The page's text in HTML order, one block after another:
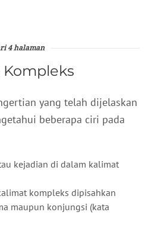
4 halaman
yang telah dijelaskan
beberapa ciri pada
kejadian di dalam kalimat
kompleks dipisahkan
maupun konjungsi (kata